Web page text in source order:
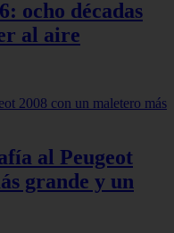
ocho décadas
al aire
al Peugeot
grande y un